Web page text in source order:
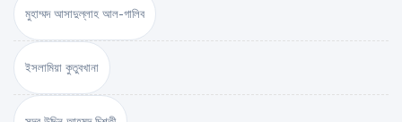
মুহাম্মদ আসাদুল্লাহ আল-গালিব
ইসলামিয়া কুতুবখানা